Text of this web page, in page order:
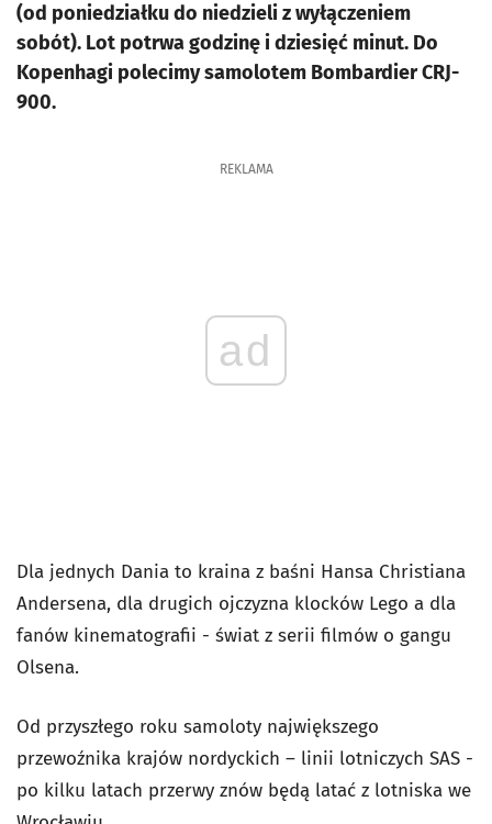
(od poniedziałku do niedzieli z wyłączeniem
sobót). Lot potrwa godzinę i dziesięć minut. Do
Kopenhagi polecimy samolotem Bombardier CRJ-
900.
REKLAMA
ad
Dla jednych Dania to kraina z baśni Hansa Christiana
Andersena, dla drugich ojczyzna klocków Lego a dla
fanów kinematografii - świat z serii filmów o gangu
Olsena.
Od przyszłego roku samoloty największego
przewoźnika krajów nordyckich – linii lotniczych SAS -
po kilku latach przerwy znów będą latać z lotniska we